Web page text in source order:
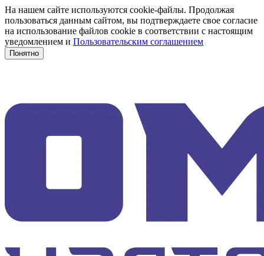
На нашем сайте используются cookie-файлы. Продолжая
пользоваться данным сайтом, вы подтверждаете свое согласие
на использование файлов cookie в соответствии с настоящим
уведомлением и Пользовательским соглашением
Понятно